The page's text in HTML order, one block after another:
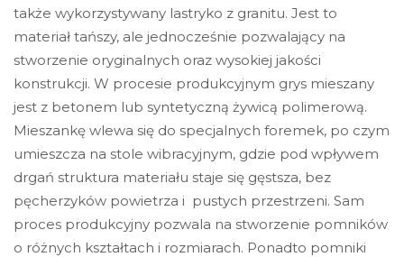
także wykorzystywany lastryko z granitu. Jest to
materiał tańszy, ale jednocześnie pozwalający na
stworzenie oryginalnych oraz wysokiej jakości
konstrukcji. W procesie produkcyjnym grys mieszany
jest z betonem lub syntetyczną żywicą polimerową.
Mieszankę wlewa się do specjalnych foremek, po czym
umieszcza na stole wibracyjnym, gdzie pod wpływem
drgań struktura materiału staje się gęstsza, bez
pęcherzyków powietrza i pustych przestrzeni. Sam
proces produkcyjny pozwala na stworzenie pomników
o różnych kształtach i rozmiarach. Ponadto pomniki